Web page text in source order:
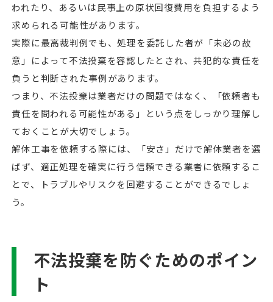
われたり、あるいは民事上の原状回復費用を負担するよう
求められる可能性があります。
実際に最高裁判例でも、処理を委託した者が「未必の故
意」によって不法投棄を容認したとされ、共犯的な責任を
負うと判断された事例があります。
つまり、不法投棄は業者だけの問題ではなく、「依頼者も
責任を問われる可能性がある」という点をしっかり理解し
ておくことが大切でしょう。
解体工事を依頼する際には、「安さ」だけで解体業者を選
ばず、適正処理を確実に行う信頼できる業者に依頼するこ
とで、トラブルやリスクを回避することができるでしょ
う。
不法投棄を防ぐためのポイン
ト